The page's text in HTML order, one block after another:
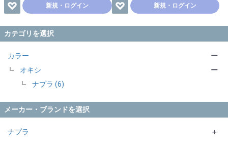
カテゴリを選択
カラー
オキシ
ナプラ (6)
ー
ー
メーカー・ブランドを選択
ナプラ
＋
新規・ログイン 新規・ログイン